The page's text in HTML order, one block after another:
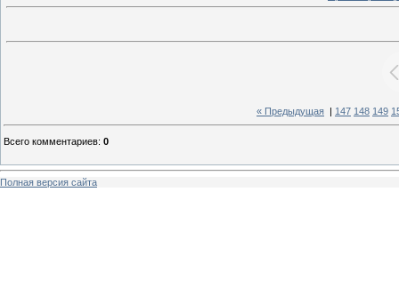
« Предыдущая 147 148 149
Всего комментариев: 0
Полная версия сайта